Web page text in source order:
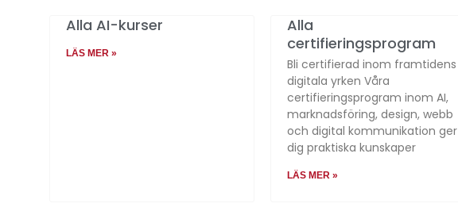
Alla AI-kurser
LÄS MER »
Alla
certifieringsprogram
Bli certifierad inom framtidens
digitala yrken Våra
certifieringsprogram inom AI,
marknadsföring, design, webb
och digital kommunikation ger
dig praktiska kunskaper
LÄS MER »